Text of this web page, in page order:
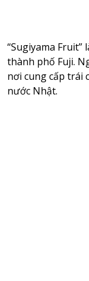
“Sugiyama
thành phố Fuji.
nơi cung cấp trái
nước Nhật.